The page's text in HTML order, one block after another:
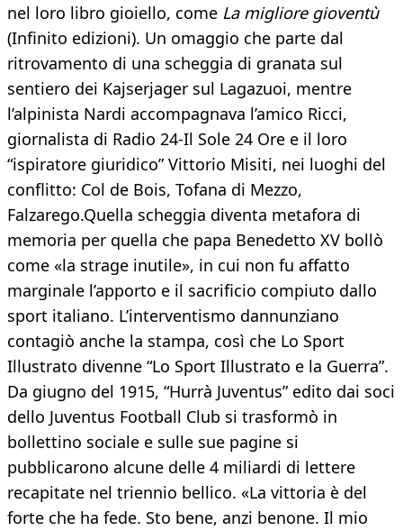
nel loro libro gioiello, come La migliore gioventù
(Infinito edizioni). Un omaggio che parte dal
ritrovamento di una scheggia di granata sul
sentiero dei Kajserjager sul Lagazuoi, mentre
l’alpinista Nardi accompagnava l’amico Ricci,
giornalista di Radio 24-Il Sole 24 Ore e il loro
“ispiratore giuridico” Vittorio Misiti, nei luoghi del
conflitto: Col de Bois, Tofana di Mezzo,
Falzarego.Quella scheggia diventa metafora di
memoria per quella che papa Benedetto XV bollò
come «la strage inutile», in cui non fu affatto
marginale l’apporto e il sacrificio compiuto dallo
sport italiano. L’interventismo dannunziano
contagiò anche la stampa, così che Lo Sport
Illustrato divenne “Lo Sport Illustrato e la Guerra”.
Da giugno del 1915, “Hurrà Juventus” edito dai soci
dello Juventus Football Club si trasformò in
bollettino sociale e sulle sue pagine si
pubblicarono alcune delle 4 miliardi di lettere
recapitate nel triennio bellico. «La vittoria è del
forte che ha fede. Sto bene, anzi benone. Il mio